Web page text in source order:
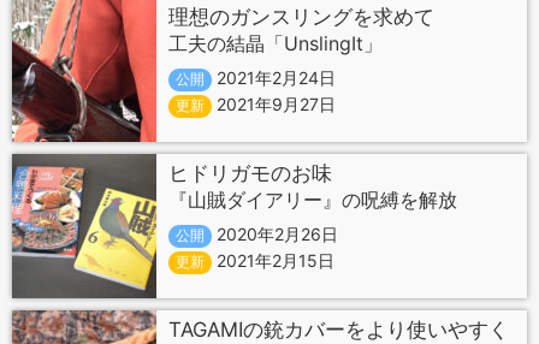
理想のガンスリングを求めて
工夫の結晶「UnslingIt」
公開 2021年2月24日
更新 2021年9月27日
ヒドリガモのお味
『山賊ダイアリー』の呪縛を解放
公開 2020年2月26日
更新 2021年2月15日
TAGAMIの銃カバーをより使いやすく